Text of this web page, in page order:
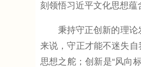
刻领悟习近平文化思想蕴
秉持守正创新的理论发
来说，守正才能不迷失
思想之舵；创新是“风向